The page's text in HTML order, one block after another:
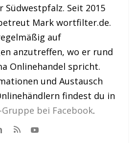
Südwestpfalz. Seit 2015
Mark wortfilter.de.
auf
anzutreffen, wo er rund
Onlinehandel spricht.
und Austausch
findest du in
bei Facebook.